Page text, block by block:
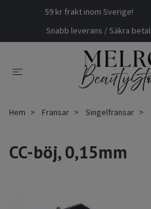
59 kr frakt inom Sverige!
Snabb leverans / Säkra
Hem Fransar Singelfransar
CC-böj, 0,15mm